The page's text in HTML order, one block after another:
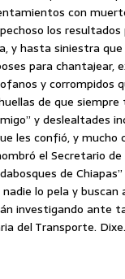
con
los
y hasta siniestra
para chantajear,
y corrompidos
de que
y deslealtades
les confió, y mucho
el Secretario
de
lo pela y
investigando ante
del Transporte. Dixe.